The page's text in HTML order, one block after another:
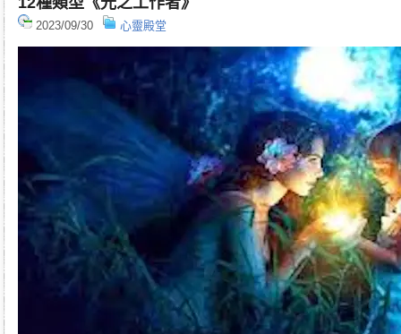
2023/09/30 心靈殿堂